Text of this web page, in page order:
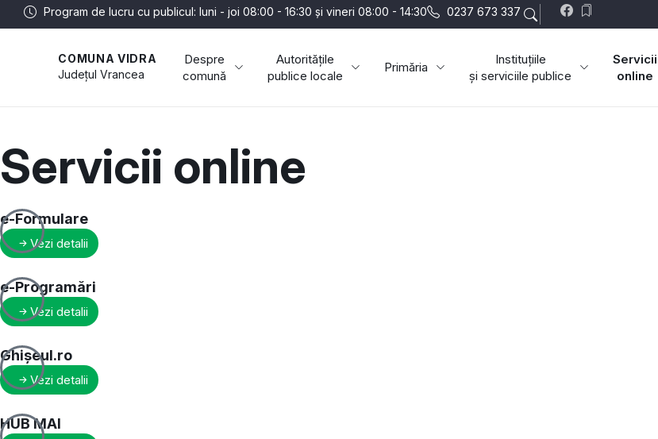
Program de lucru cu publicul: luni - joi 08:00 - 16:30 și vineri 08:00 - 14:30 0237 673 337
COMUNA VIDRA
JudețulVrancea
Despre
comună
Autoritățile
publice locale
Primăria
Instituțiile
și serviciile publice
Servicii
online
Servicii online
e-Formulare
Vezi detalii
e-Programări
Vezi detalii
Ghișeul.ro
Vezi detalii
HUB MAI